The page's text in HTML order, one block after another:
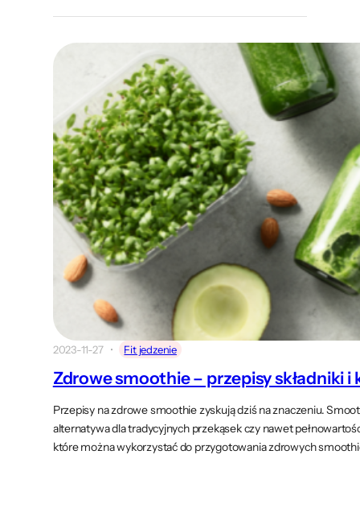
2023-11-27 Fit jedzenie
Zdrowe smoothie – przepisy składniki i
Przepisy na zdrowe smoothie zyskują dziś na znaczeniu.
alternatywa dla tradycyjnych przekąsek czy nawet
które można wykorzystać do przygotowania zdrowych